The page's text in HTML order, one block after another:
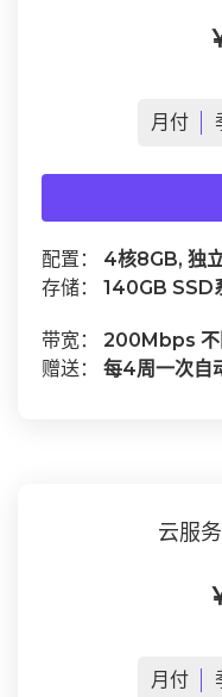
月 付
配置： 4核8GB, 独
存储： 140GB SSD
带宽： 200Mbps 不
赠送： 每4周一次自
云服
月 付